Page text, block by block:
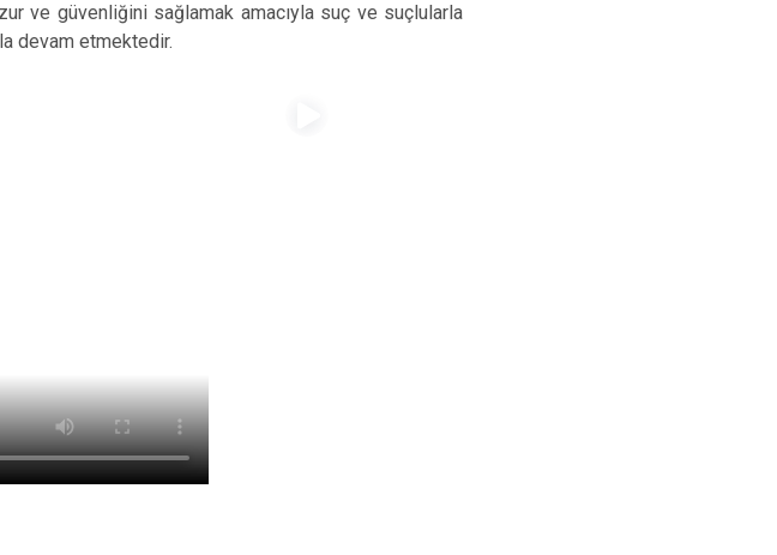
ve güvenliğini sağlamak amacıyla suç ve suçlularla
devam etmektedir.